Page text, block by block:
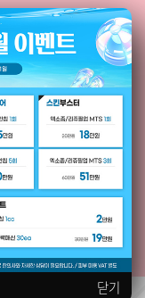
닫기